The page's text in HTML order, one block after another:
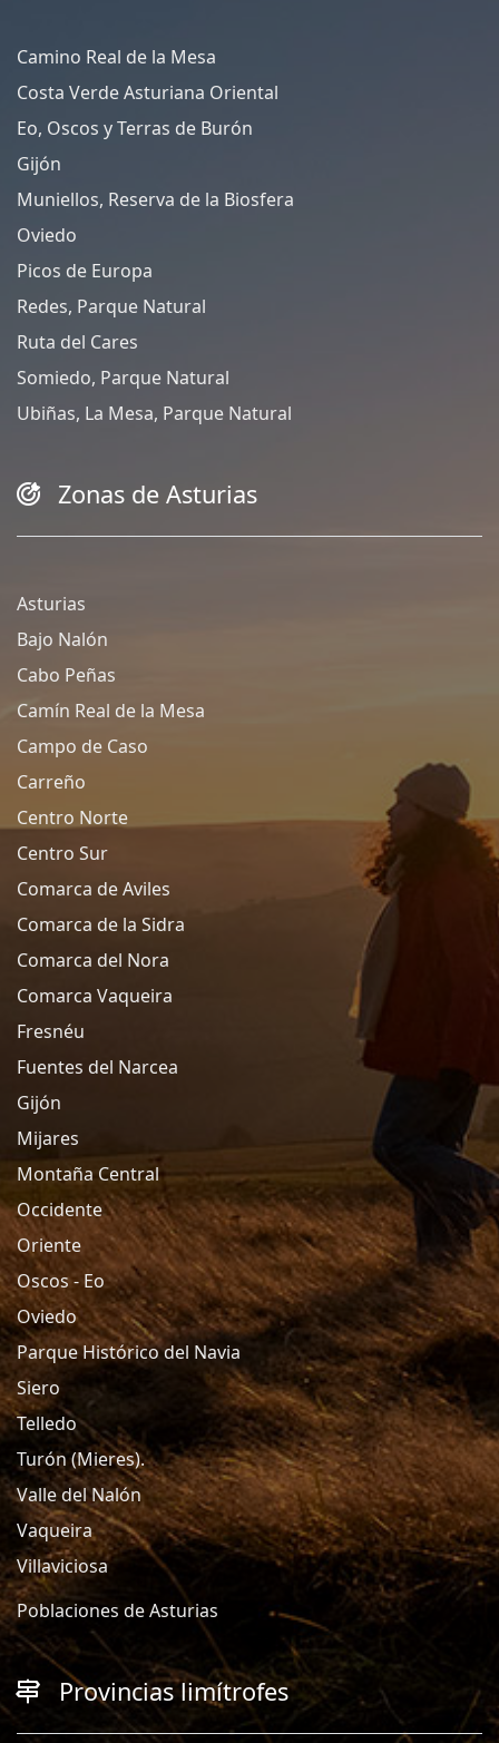
Camino Real de la Mesa
Costa Verde Asturiana Oriental
Eo, Oscos y Terras de Burón
Gijón
Muniellos, Reserva de la Biosfera
Oviedo
Picos de Europa
Redes, Parque Natural
Ruta del Cares
Somiedo, Parque Natural
Ubiñas, La Mesa, Parque Natural
Zonas de Asturias
Asturias
Bajo Nalón
Cabo Peñas
Camín Real de la Mesa
Campo de Caso
Carreño
Centro Norte
Centro Sur
Comarca de Aviles
Comarca de la Sidra
Comarca del Nora
Comarca Vaqueira
Fresnéu
Fuentes del Narcea
Gijón
Mijares
Montaña Central
Occidente
Oriente
Oscos - Eo
Oviedo
Parque Histórico del Navia
Siero
Telledo
Turón (Mieres).
Valle del Nalón
Vaqueira
Villaviciosa
Poblaciones de Asturias
Provincias limítrofes